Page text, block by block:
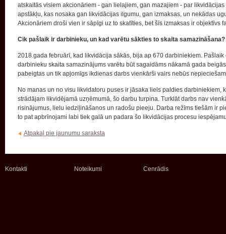
atskaitās visiem akcionāriem - gan lielajiem, gan mazajiem - par
apstākļu, kas nosaka gan likvidācijas ilgumu, gan izmaksas, un nekādas
Akcionāriem droši vien ir sāpīgi uz to skatīties, bet šīs izmaksas ir objektīvs
Cik pašlaik ir darbinieku, un kad varētu sākties to skaita samazināšana?
2018.gada februārī, kad likvidācija sākās, bija ap 670 darbiniekiem.
darbinieku skaita samazinājums varētu būt sagaidāms nākamā gada
pabeigtas un tik apjomīgs ikdienas darbs vienkārši vairs nebūs
No manas un no visu likvidatoru puses ir jāsaka liels paldies darbiniekiem,
strādājam likvidējamā uzņēmumā, šo darbu turpina. Turklāt darbs nav
risinājumus, lielu iedziļināšanos un radošu pieeju. Darba režīms tiešām ir
to pat apbrīnojami labi tiek galā un padara šo likvidācijas procesu
Atpakaļ pie jaunumu saraksta
Kontakti Noteikumi Cenrādis